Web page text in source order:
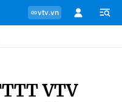
vtv.vn
VTV